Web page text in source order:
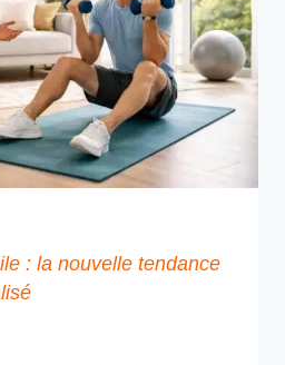
: la nouvelle tendance